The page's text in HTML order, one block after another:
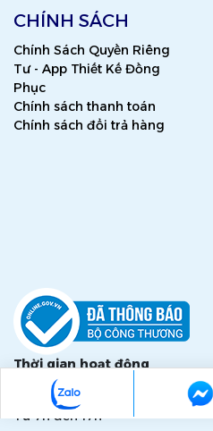
CHÍNH SÁCH
Chính Sách Quyền Riêng
Tư - App Thiết Kế Đồng
Phục
Chính sách thanh toán
Chính sách đổi trả hàng
Thời gian hoạt động
Thứ 2 - thứ 7
Từ 7h đến 17h